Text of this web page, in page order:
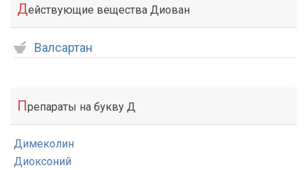
Действующие вещества Диован
Валсартан
Препараты на букву Д
Димеколин
Диоксоний